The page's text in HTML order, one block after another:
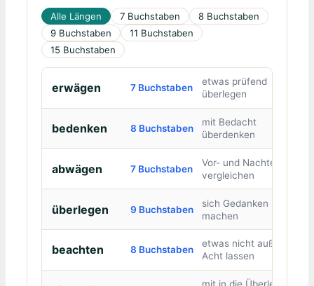
Alle Längen 7 Buchstaben
8 Buchstaben
9 Buchstaben
11 Buchstaben
15 Buchstaben
erwägen 7 Buchstaben
etwas prüfend
überlegen
bedenken 8 Buchstaben
mit Bedacht
überdenken
abwägen 7 Buchstaben
Vor- und Nachteile
vergleichen
überlegen 9 Buchstaben
sich Gedanken
machen
beachten 8 Buchstaben
etwas nicht außer
Acht lassen